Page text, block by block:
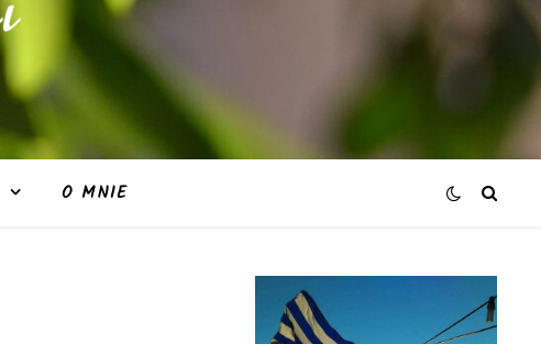
O MNIE